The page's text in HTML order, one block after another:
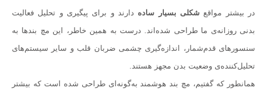
در بیشتر مواقع شکلی بسیار ساده دارند و برای پیگیری و تحلیل فعالیت
بدنی روزانه‌ی ما طراحی شده‌اند. درست به همین خاطر، این مچ بندها به
سنسورهای قدم‌شمار، اندازه‌گیری چشمی ضربان قلب و سایر سیستم‌های
تحلیل‌کننده‌ی وضعیت بدن مجهز هستند.
همانطور که گفتیم، مچ بند هوشمند به‌گونه‌ای طراحی شده است که بیشتر